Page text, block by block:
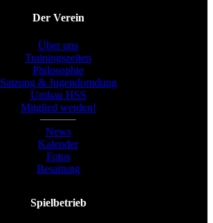
Der Verein
Über uns
Trainingszeiten
Philosophie
Satzung & Jugendorndung
Umbau HSS
Mitglied werden!
News
Kalender
Fotos
Besaitung
Spielbetrieb